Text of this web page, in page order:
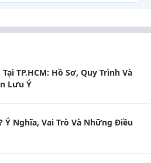
TP.HCM: Hồ Sơ, Quy Trình Và
Lưu Ý
Ý Nghĩa, Vai Trò Và Những Điều